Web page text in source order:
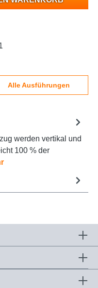
Alle Ausführungen
werden vertikal und
100 % der